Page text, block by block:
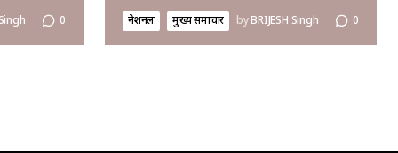
0 नेशनल मुख्य समाचार byBRIJESH Singh 0